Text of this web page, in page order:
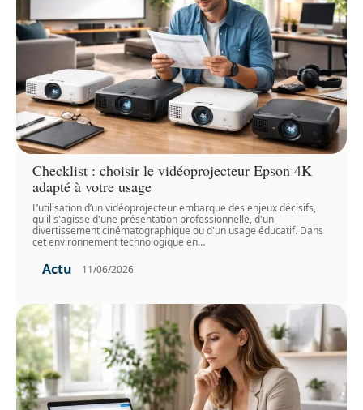
Checklist : choisir le vidéoprojecteur Epson 4K
adapté à votre usage
L’utilisation d’un vidéoprojecteur embarque des enjeux décisifs,
qu'il s'agisse d'une présentation professionnelle, d'un
divertissement cinématographique ou d'un usage éducatif. Dans
cet environnement technologique en…
Actu 11/06/2026